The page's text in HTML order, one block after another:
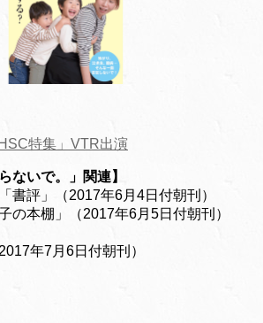
HSC特集」VTR出演
ないで。」関連】
書評」（2017年6月4日付朝刊）
の本棚」（2017年6月5日付朝刊）
年7月6日付朝刊）